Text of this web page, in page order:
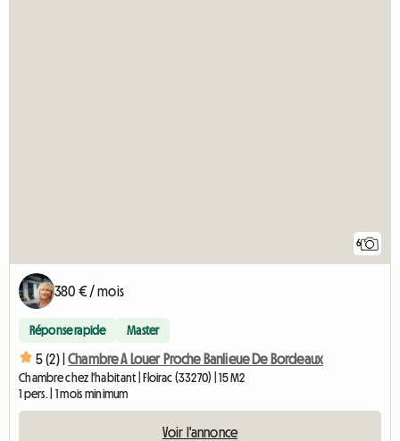
6
380 € / mois
Réponse rapide Master
5 (2) | Chambre A Louer Proche Banlieue De Bordeaux
Chambre chez l'habitant | Floirac (33270) | 15 M2
1 pers. | 1 mois minimum
Voir l'annonce